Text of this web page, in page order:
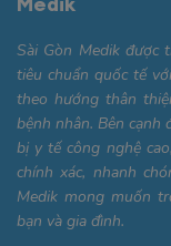
Sài Gòn Medik được
tiêu chuẩn quốc tế
theo hướng thân
bệnh nhân. Bên
bị y tế công nghệ
chính xác, nhanh
Medik mong muốn
bạn và gia đình.